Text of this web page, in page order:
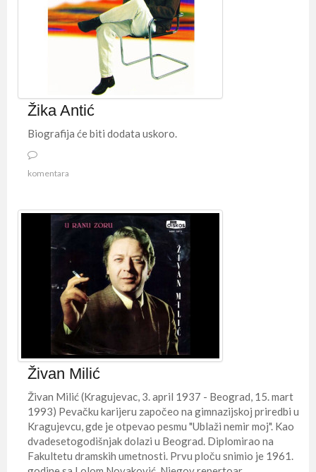
Žika Antić
Biografija će biti dodata uskoro.
komentara
Živan Milić
Živan Milić (Kragujevac, 3. april 1937 - Beograd, 15. mart
1993) Pevačku karijeru započeo na gimnazijskoj priredbi u
Kragujevcu, gde je otpevao pesmu "Ublaži nemir moj". Kao
dvadesetogodišnjak dolazi u Beograd. Diplomirao na
Fakultetu dramskih umetnosti. Prvu ploču snimio je 1961.